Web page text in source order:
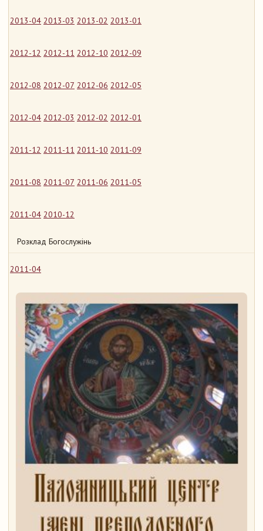
2013-04 2013-03 2013-02 2013-01
2012-12 2012-11 2012-10 2012-09
2012-08 2012-07 2012-06 2012-05
2012-04 2012-03 2012-02 2012-01
2011-12 2011-11 2011-10 2011-09
2011-08 2011-07 2011-06 2011-05
2011-04 2010-12
Розклад Богослужінь
2011-04